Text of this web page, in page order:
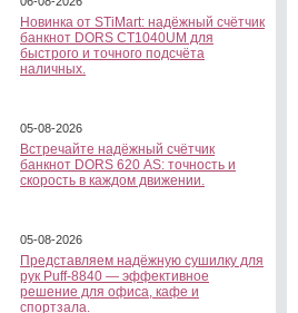
Новинка от STiMart: надёжный счётчик
банкнот DORS CT1040UM для
быстрого и точного подсчёта
наличных.
05-08-2026
Встречайте надёжный счётчик
банкнот DORS 620 АS: точность и
скорость в каждом движении.
05-08-2026
Представляем надёжную сушилку для
рук Puff-8840 — эффективное
решение для офиса, кафе и
спортзала.